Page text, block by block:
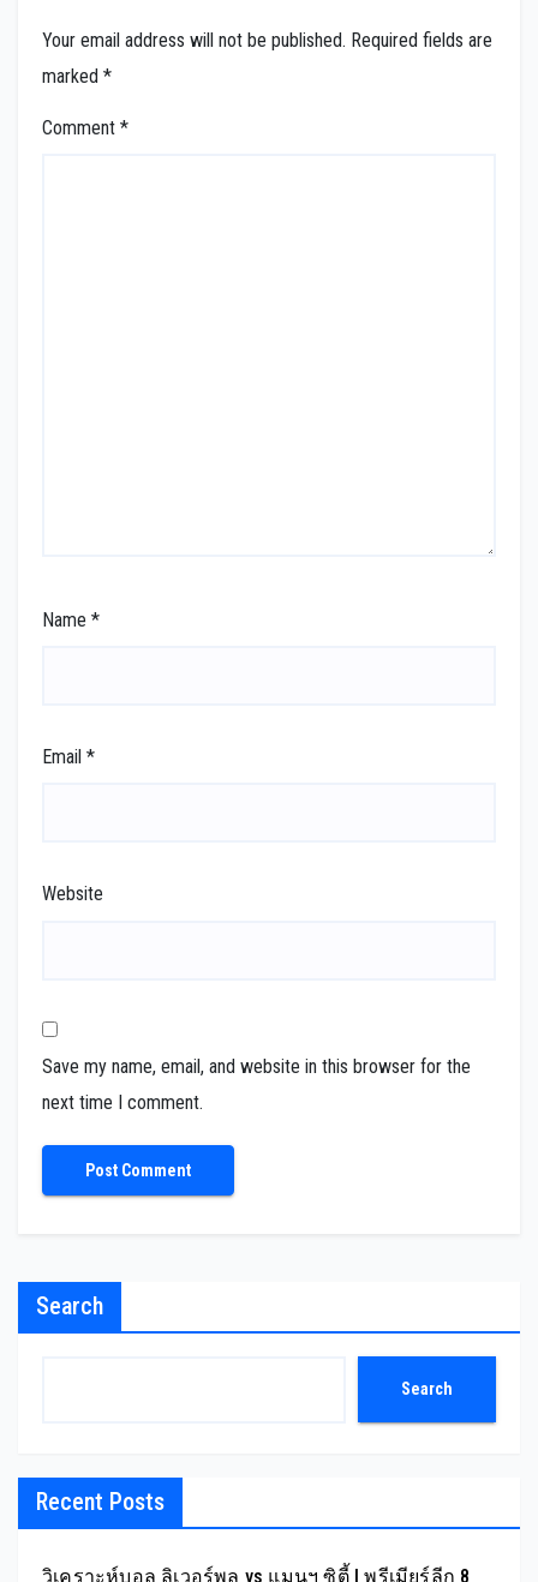
Your email address will not be published. Required fields are
marked *
Comment *
Name *
Email *
Website
Save my name, email, and website in this browser for the
next time I comment.
Search
Search
Recent Posts
วิเคราะห์บอล ลิเวอร์พูล vs แมนฯ ซิตี้ | พรีเมียร์ลีก 8